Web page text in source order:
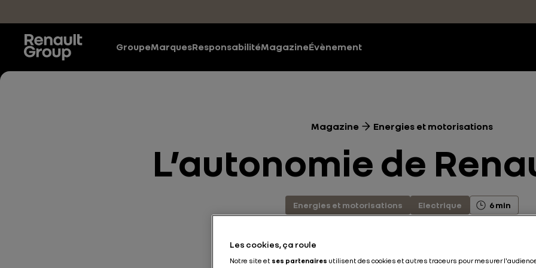
GroupeMarquesResponsabilitéMagazineÉvènement
Magazine Energies et motorisations
L’autonomie de
Energies et motorisations Electrique 6 min
Les cookies, ça roule
Notre site et ses partenaires utilisent des cookies et autres traceurs pour mesurer